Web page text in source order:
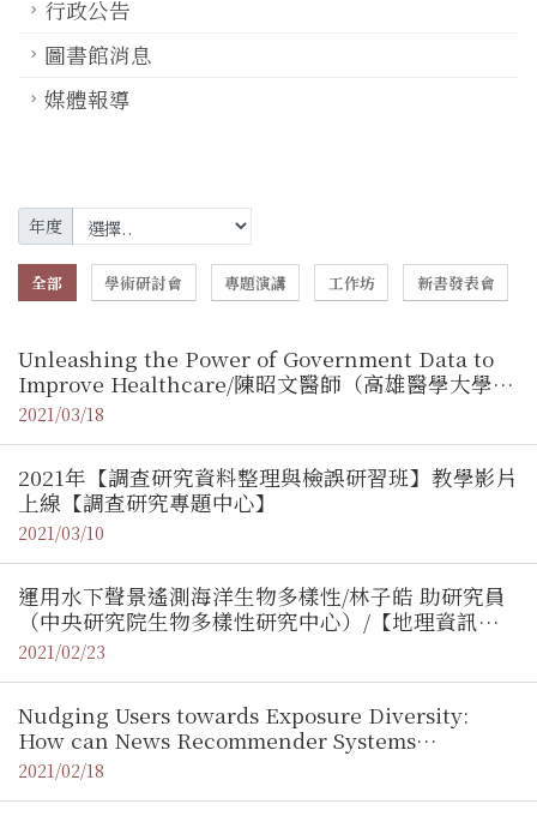
行政公告
圖書館消息
媒體報導
年度
全部 學術研討會 專題演講 工作坊 新書發表會
Unleashing the Power of Government Data to
Improve Healthcare/陳昭文醫師（高雄醫學大學附
設醫院外傷科主任）【地理資訊科學研究專題中心】
2021/03/18
2021年【調查研究資料整理與檢誤研習班】教學影片
上線【調查研究專題中心】
2021/03/10
運用水下聲景遙測海洋生物多樣性/林子皓 助研究員
（中央研究院生物多樣性研究中心）/【地理資訊專
題中心】
2021/02/23
Nudging Users towards Exposure Diversity:
How can News Recommender Systems
Contribute to Well-functioning Democracies? /
Nicolas Mattis (Visiting PhD Student,
2021/02/18